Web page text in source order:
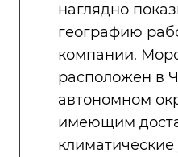
наглядно
географию
компании.
расположен в
автономном
имеющим
климатические